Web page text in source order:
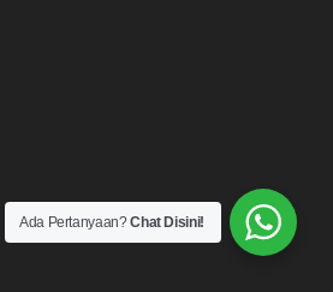
Ada Pertanyaan?Chat Disini!